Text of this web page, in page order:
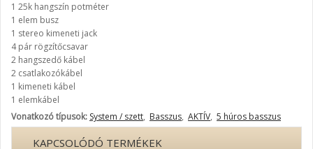
1 25k hangszín potméter
1 elem busz
1 stereo kimeneti jack
4 pár rögzítőcsavar
2 hangszedő kábel
2 csatlakozókábel
1 kimeneti kábel
1 elemkábel
Vonatkozó típusok: System / szett, Basszus, AKTÍV, 5 húros basszus
KAPCSOLÓDÓ TERMÉKEK